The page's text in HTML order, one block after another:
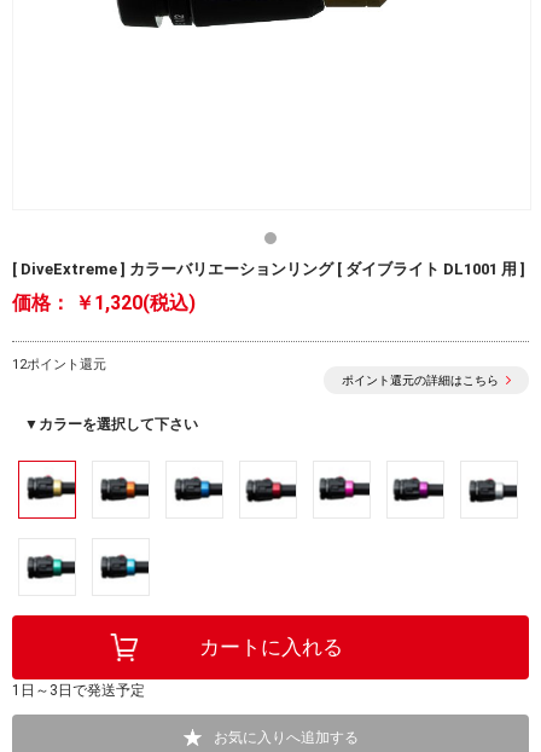
[ DiveExtreme ] カラーバリエーションリング [ ダイブライト DL1001 用 ]
価格： ￥1,320(税込)
12ポイント還元
ポイント還元の詳細はこちら
▼カラーを選択して下さい
1日～3日で発送予定
お気に入りへ追加する